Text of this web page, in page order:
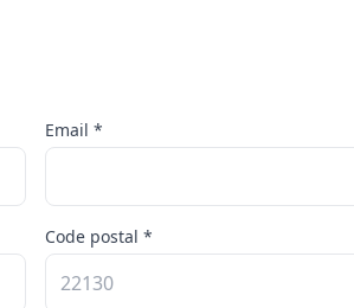
Email *
Code postal *